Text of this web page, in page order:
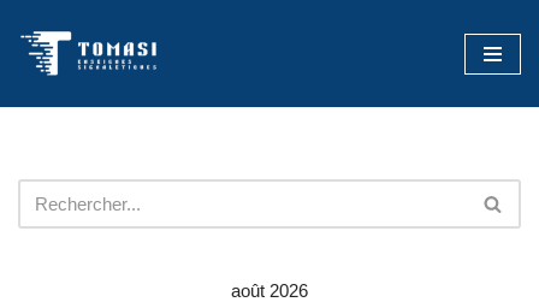
Aller
août 2026